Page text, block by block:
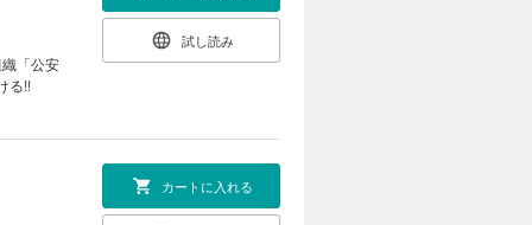
「公安
る!!
試し読み
カートに入れる